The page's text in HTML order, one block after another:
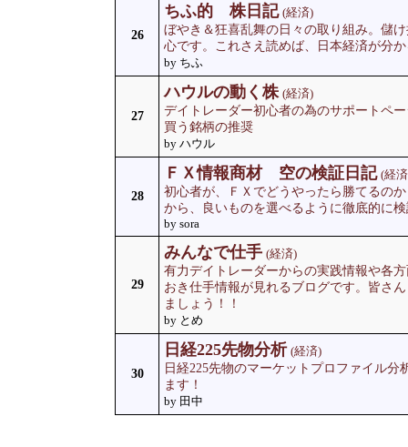
26
ちふ的 株日記 (経済)
ぼやき＆狂喜乱舞の日々の取り組み。儲
心です。これさえ読めば、日本経済が分
by ちふ
27
ハウルの動く株 (経済)
デイトレーダー初心者の為のサポートペ
買う銘柄の推奨
by ハウル
28
ＦＸ情報商材 空の検証日記 (経
初心者が、ＦＸでどうやったら勝てるの
から、良いものを選べるように徹底的に
by sora
29
みんなで仕手 (経済)
有力デイトレーダーからの実践情報や各
おき仕手情報が見れるブログです。皆さ
ましょう！！
by とめ
30
日経225先物分析 (経済)
日経225先物のマーケットプロファイル分
ます！
by 田中